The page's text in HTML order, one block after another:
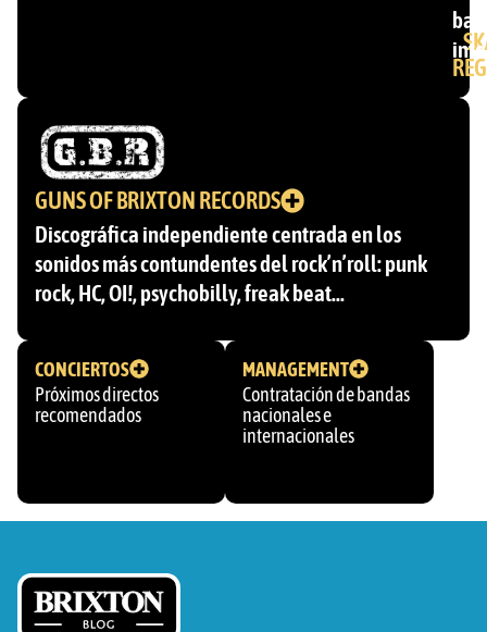
GUNS OF BRIXTON RECORDS
Discográfica independiente centrada en los
sonidos más contundentes del rock’n’roll: punk
rock, HC, OI!, psychobilly, freak beat…
CONCIERTOS
Próximos directos
recomendados
MANAGEMENT
Contratación de bandas
nacionales e
internacionales